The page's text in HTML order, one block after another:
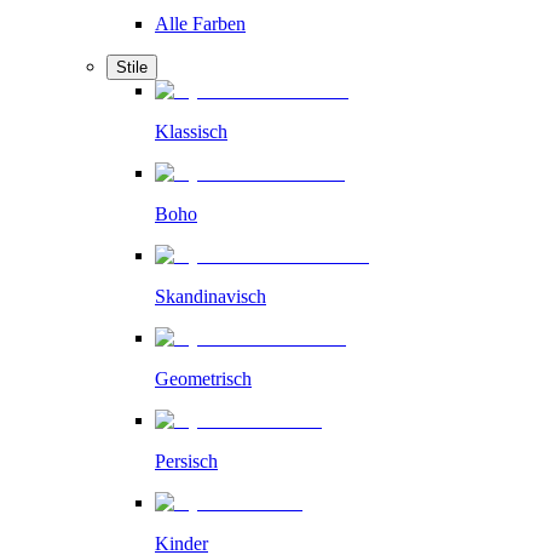
Alle Farben
Stile
Klassisch
Boho
Skandinavisch
Geometrisch
Persisch
Kinder